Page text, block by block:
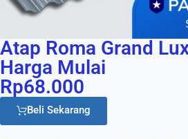
Atap Roma Grand
Harga Mulai
Rp68.000
Beli Sekarang